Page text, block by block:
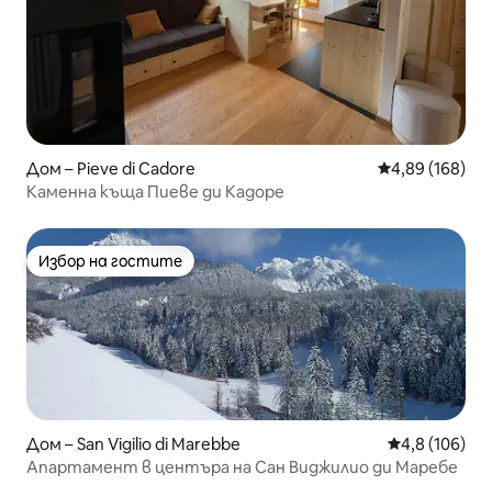
Дом – Pieve di Cadore Средна
4,89 (168)
Каменна къща Пиеве ди Кадоре
Избор на гостите
Избор на гостите
Дом – San Vigilio di Marebbe Средна
4,8 (106)
Апартамент в центъра на Сан Виджилио ди Маребе